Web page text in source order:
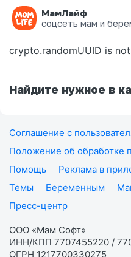
МамЛайф
соцсеть мам и
Ошибка на
crypto.randomUUID is
Найдите нужное в
Соглашение с
Положение об обработке
Помощь
Реклама в
Темы
Беременным
Пресс-центр
ООО «Мам Софт»
ИНН/КПП 7707455220 /
ОГРН 1217700330275